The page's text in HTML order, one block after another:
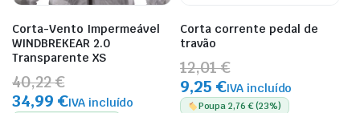
Corta-Vento Impermeável
WINDBREKEAR 2.0
Transparente XS
40,22 €
34,99 €IVA incluído
Corta corrente pedal de
travão
12,01 €
9,25 €IVA incluído
Poupa 2,76 € (23%)